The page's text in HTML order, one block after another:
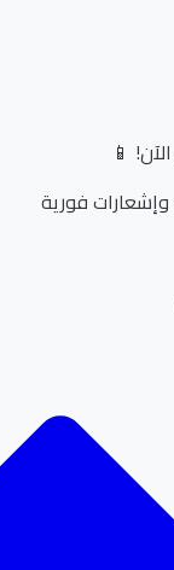
📱
فورية